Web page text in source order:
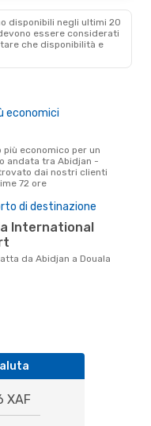
disponibili negli ultimi 20
essere considerati
che disponibilità e
economici
andata tra Abidjan -
dai nostri clienti
72 ore
di destinazione
da Abidjan a Douala
XAF